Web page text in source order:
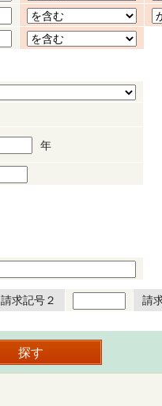
年
請求記号２ 請